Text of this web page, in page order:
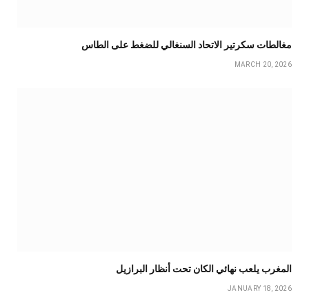
مغالطات سكرتير الاتحاد السنغالي للضغط على الطاس
MARCH 20, 2026
المغرب يلعب نهائي الكان تحت أنظار البرازيل
JANUARY 18, 2026